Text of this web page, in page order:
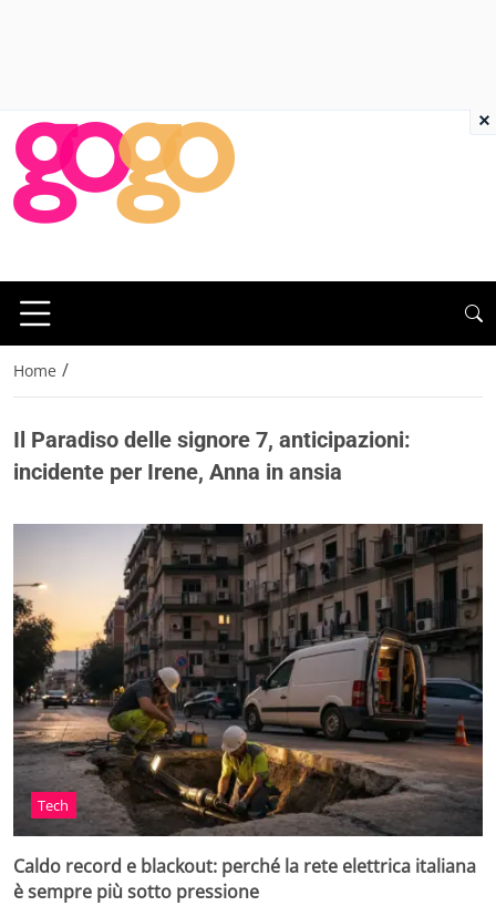
Home /
Il Paradiso delle signore 7, anticipazioni:
incidente per Irene, Anna in ansia
Tech
Caldo record e blackout: perché la rete elettrica italiana
è sempre più sotto pressione
×